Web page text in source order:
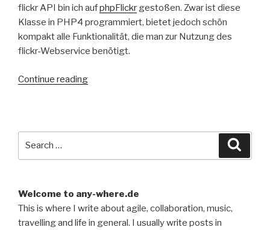
flickr API bin ich aufphpFlickr gestoßen. Zwar ist diese
Klasse in PHP4 programmiert, bietet jedoch schön
kompakt alle Funktionalität, die man zur Nutzung des
flickr-Webservice benötigt.
Continue reading“flickr
Welcome to any-where.de
This is where I write about agile, collaboration, music,
travelling and life in general. I usually write posts in